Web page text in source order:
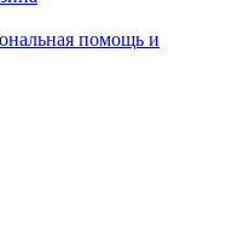
помощь и